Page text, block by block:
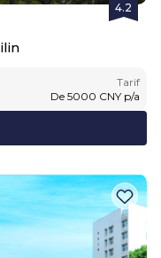
4.2
Tarif
De 5000 CNY p/a